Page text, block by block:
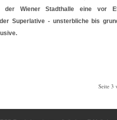
der Wiener Stadthalle eine vor
Superlative - unsterbliche bis
Seite 3